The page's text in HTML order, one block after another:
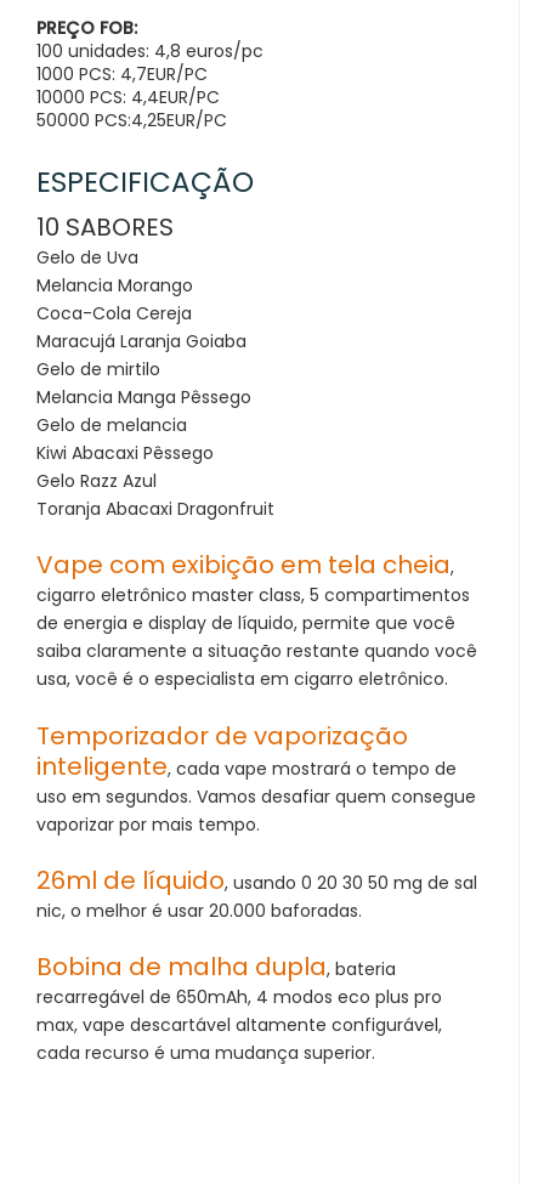
PREÇO FOB:
100 unidades: 4,8 euros/pc
1000 PCS: 4,7EUR/PC
10000 PCS: 4,4EUR/PC
50000 PCS:4,25EUR/PC
ESPECIFICAÇÃO
10 SABORES
Gelo de Uva
Melancia Morango
Coca-Cola Cereja
Maracujá Laranja Goiaba
Gelo de mirtilo
Melancia Manga Pêssego
Gelo de melancia
Kiwi Abacaxi Pêssego
Gelo Razz Azul
Toranja Abacaxi Dragonfruit
Vape com exibição em tela cheia,
cigarro eletrônico master class, 5 compartimentos
de energia e display de líquido, permite que você
saiba claramente a situação restante quando você
usa, você é o especialista em cigarro eletrônico.
Temporizador de vaporização
inteligente, cada vape mostrará o tempo de
uso em segundos. Vamos desafiar quem consegue
vaporizar por mais tempo.
26ml de líquido, usando 0 20 30 50 mg de sal
nic, o melhor é usar 20.000 baforadas.
Bobina de malha dupla, bateria
recarregável de 650mAh, 4 modos eco plus pro
max, vape descartável altamente configurável,
cada recurso é uma mudança superior.